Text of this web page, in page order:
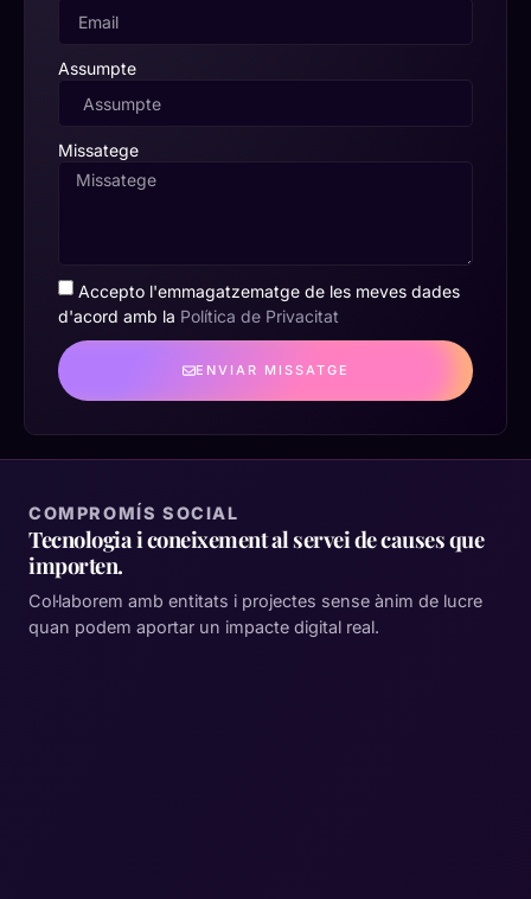
Assumpte
Missatege
Accepto l'emmagatzematge de les meves dades
d'acord amb la Política de Privacitat
ENVIAR MISSATGE
COMPROMÍS SOCIAL
Tecnologia i coneixement al servei de causes que
importen.
Col·laborem amb entitats i projectes sense ànim de lucre
quan podem aportar un impacte digital real.